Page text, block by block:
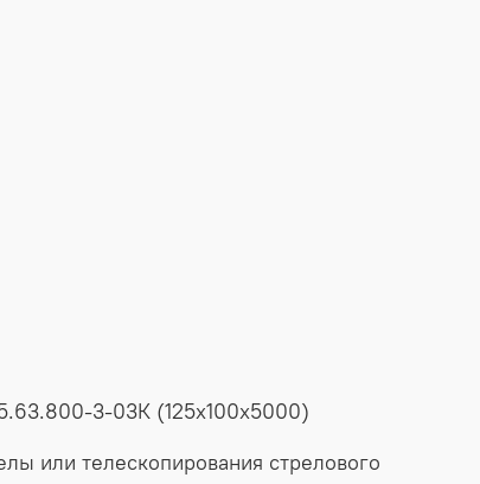
3-03К (125х100х5000)
или телескопирования стрелового